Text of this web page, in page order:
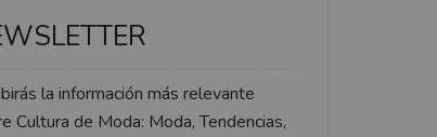
la información más relevante
Cultura de Moda: Moda, Tendencias,